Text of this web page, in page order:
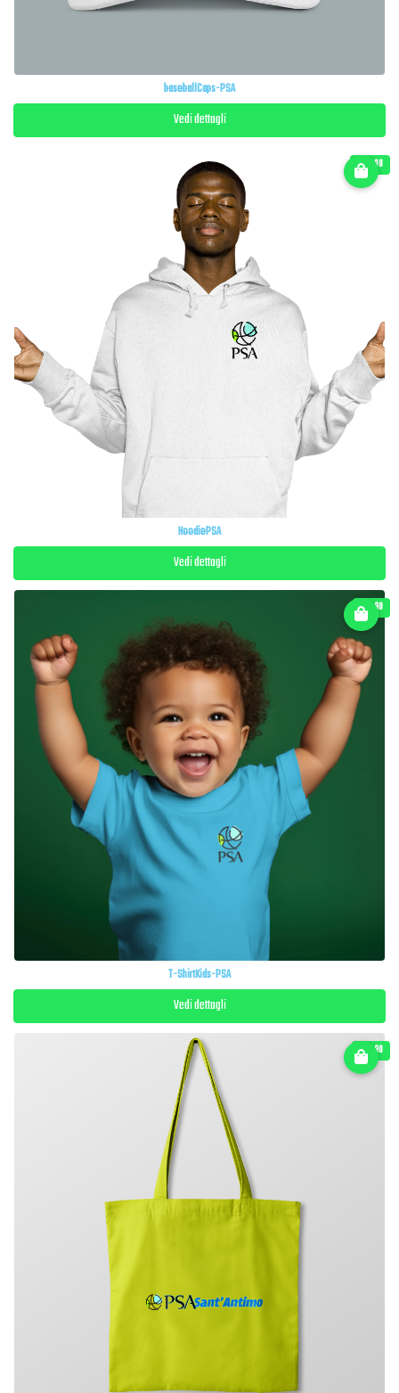
baseballCaps-PSA
Vedi dettagli
€ 35.00
HoodiePSA
Vedi dettagli
€ 16.90
T-ShirtKids-PSA
Vedi dettagli
€ 14.90